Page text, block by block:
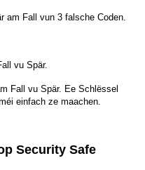
am Fall vun 3 falsche Coden.
vu Spär.
Fall vu Spär. Ee Schlëssel
einfach ze maachen.
Security Safe